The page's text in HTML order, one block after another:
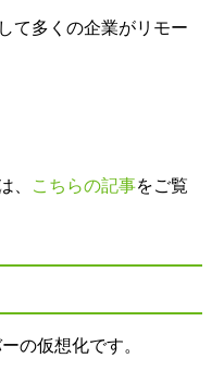
て多くの企業がリモー
、 こちらの記事をご覧
の仮想化です。